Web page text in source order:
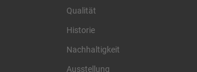
Qualität
Historie
Nachhaltigkeit
Ausstellung